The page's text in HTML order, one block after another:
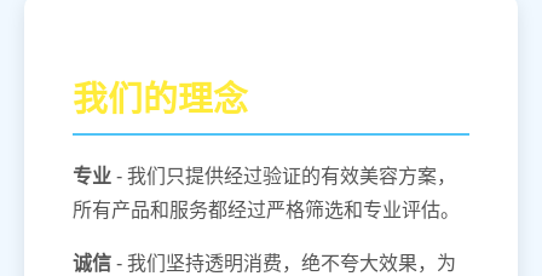
我们的理念
专业 - 我们只提供经过验证的有效美容方案，
所有产品和服务都经过严格筛选和专业评估。
诚信 - 我们坚持透明消费，绝不夸大效果，为